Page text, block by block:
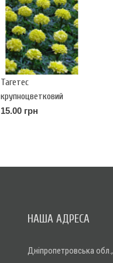
Тагетес
крупноцветковий
лимонный (erecta)
15.00 грн
НАША АДРЕСА
Дніпропетровська обл.,